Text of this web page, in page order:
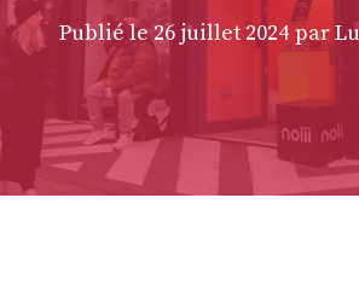
Publié le26 juillet 2024 par